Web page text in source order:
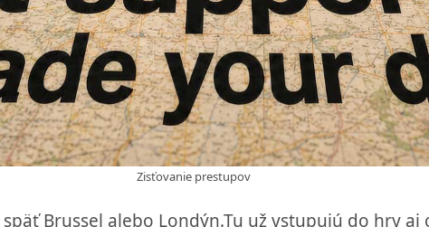
Zisťovanie prestupov
Brussel alebo Londýn.Tu už vstupujú do hry aj